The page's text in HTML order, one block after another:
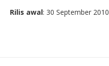
Rilis awal: 30 September 2010